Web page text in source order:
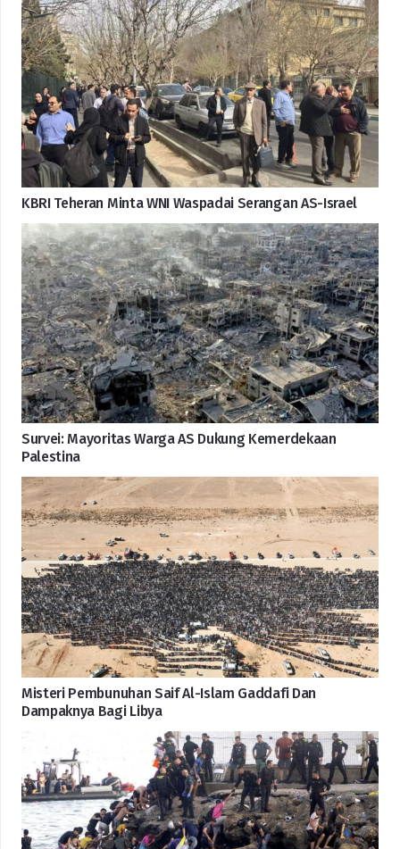
KBRI Teheran Minta WNI Waspadai Serangan AS-Israel
Survei: Mayoritas Warga AS Dukung Kemerdekaan
Palestina
Misteri Pembunuhan Saif Al-Islam Gaddafi Dan
Dampaknya Bagi Libya